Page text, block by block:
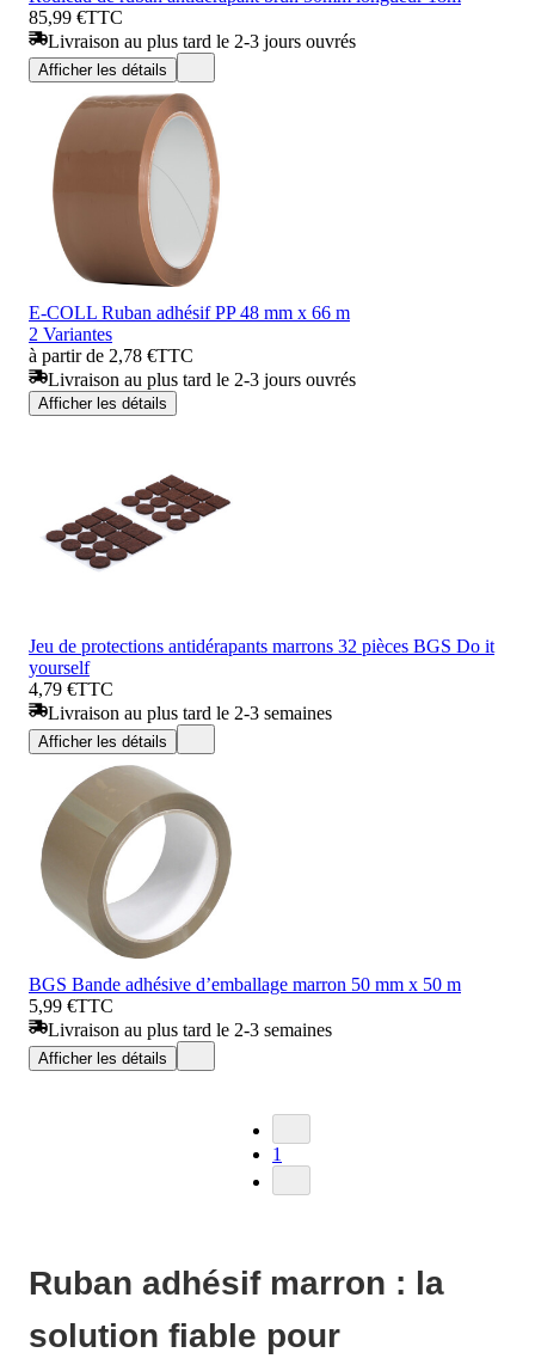
85,99 €TTC
Livraison au plus tard le 2-3 jours ouvrés
Afficher les détails
E-COLL Ruban adhésif PP 48 mm x 66 m
2 Variantes
à partir de 2,78 €TTC
Livraison au plus tard le 2-3 jours ouvrés
Afficher les détails
Jeu de protections antidérapants marrons 32 pièces BGS Do it
yourself
4,79 €TTC
Livraison au plus tard le 2-3 semaines
Afficher les détails
BGS Bande adhésive d’emballage marron 50 mm x 50 m
5,99 €TTC
Livraison au plus tard le 2-3 semaines
Afficher les détails
1
Ruban adhésif marron : la
solution fiable pour